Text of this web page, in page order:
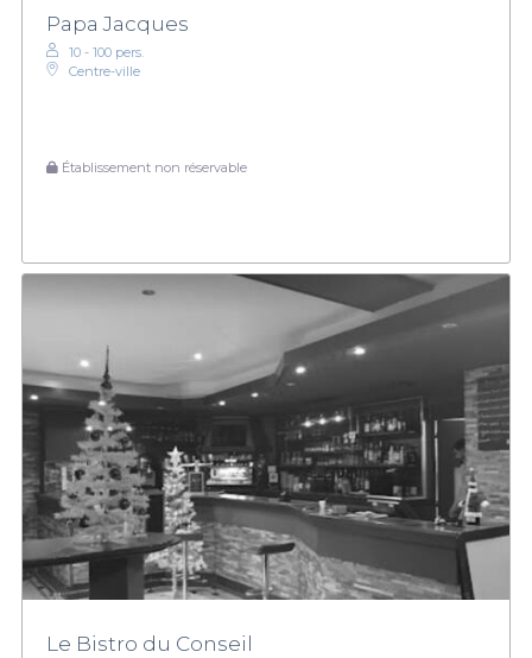
Papa Jacques
10 - 100 pers.
Centre-ville
Établissement non réservable
Le Bistro du Conseil